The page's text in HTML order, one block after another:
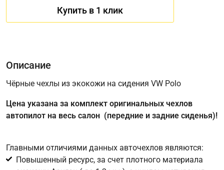
Купить в 1 клик
Имя
Телефон*
Описание
Чёрные чехлы из экокожи на сидения VW Polo
Цена указана за комплект оригинальных чехлов
автопилот на весь салон (передние и задние сиденья)!
Главными отличиями данных авточехлов являются:
Повышенный ресурс, за счет плотного материала